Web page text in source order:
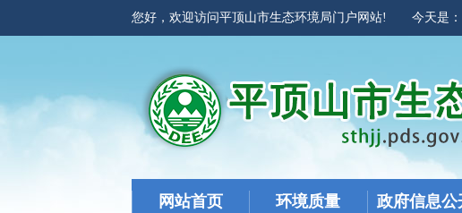
您好，欢迎访问平顶山市生态环境局门户网站! 今天是：
网站首页 环境质量 政府信息公